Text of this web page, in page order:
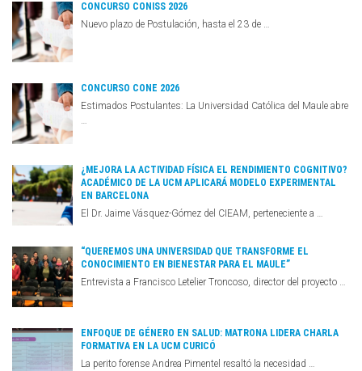
CONCURSO CONISS 2026
Nuevo plazo de Postulación, hasta el 23 de …
CONCURSO CONE 2026
Estimados Postulantes: La Universidad Católica del Maule abre
…
¿MEJORA LA ACTIVIDAD FÍSICA EL RENDIMIENTO COGNITIVO?
ACADÉMICO DE LA UCM APLICARÁ MODELO EXPERIMENTAL
EN BARCELONA
El Dr. Jaime Vásquez-Gómez del CIEAM, perteneciente a …
“QUEREMOS UNA UNIVERSIDAD QUE TRANSFORME EL
CONOCIMIENTO EN BIENESTAR PARA EL MAULE”
Entrevista a Francisco Letelier Troncoso, director del proyecto …
ENFOQUE DE GÉNERO EN SALUD: MATRONA LIDERA CHARLA
FORMATIVA EN LA UCM CURICÓ
La perito forense Andrea Pimentel resaltó la necesidad …